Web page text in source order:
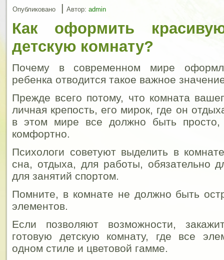
Опубликовано | Автор: admin
Как оформить
детскую комнату?
Почему в современном мире
ребенка отводится такое важное
Прежде всего потому, что комната
личная крепость, его мирок, где он
в этом мире все должно быть просто,
комфортно.
Психологи советуют выделить в
сна, отдыха, для работы, обязательно
для занятий спортом.
Помните, в комнате не должно быть
элементов.
Если позволяют возможности,
готовую детскую комнату, где все
одном стиле и цветовой гамме.